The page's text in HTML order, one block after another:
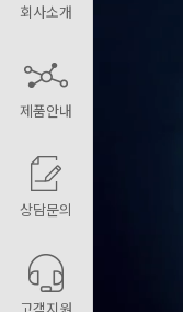
회사소개
제품안내
상담문의